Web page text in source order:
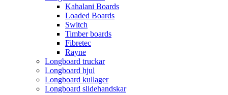
Kahalani Boards
Loaded Boards
Switch
Timber boards
Fibretec
Rayne
Longboard truckar
Longboard hjul
Longboard kullager
Longboard slidehandskar